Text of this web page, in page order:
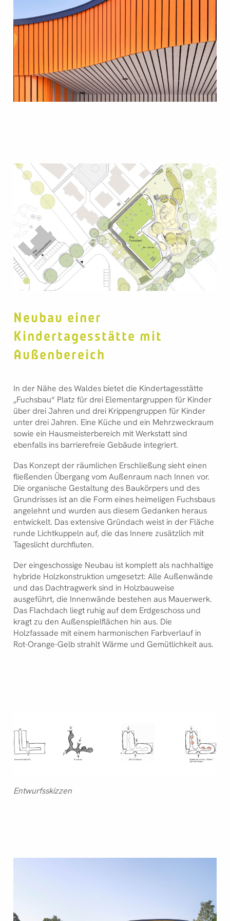
Neubau einer
Kindertagesstätte mit
Außenbereich
In der Nähe des Waldes bietet die Kindertagesstätte
„Fuchsbau“ Platz für drei Elementargruppen für Kinder
über drei Jahren und drei Krippengruppen für Kinder
unter drei Jahren. Eine Küche und ein Mehrzweckraum
sowie ein Hausmeisterbereich mit Werkstatt sind
ebenfalls ins barrierefreie Gebäude integriert.
Das Konzept der räumlichen Erschließung sieht einen
fließenden Übergang vom Außenraum nach Innen vor.
Die organische Gestaltung des Baukörpers und des
Grundrisses ist an die Form eines heimeligen Fuchsbaus
angelehnt und wurden aus diesem Gedanken heraus
entwickelt. Das extensive Gründach weist in der Fläche
runde Lichtkuppeln auf, die das Innere zusätzlich mit
Tageslicht durchfluten.
Der eingeschossige Neubau ist komplett als nachhaltige
hybride Holzkonstruktion umgesetzt: Alle Außenwände
und das Dachtragwerk sind in Holzbauweise
ausgeführt, die Innenwände bestehen aus Mauerwerk.
Das Flachdach liegt ruhig auf dem Erdgeschoss und
kragt zu den Außenspielflächen hin aus. Die
Holzfassade mit einem harmonischen Farbverlauf in
Rot-Orange-Gelb strahlt Wärme und Gemütlichkeit aus.
Entwurfsskizzen